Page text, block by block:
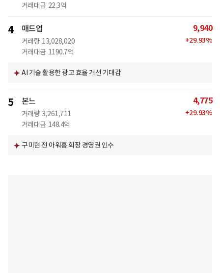
거래대금 22.3억
4 매드업
거래량 13,028,020
거래대금 1190.7억
9,940
+29.93%
AI 기술 활용한 광고 효율 개선 기대감
5 본느
거래량 3,261,711
거래대금 148.4억
4,775
+29.93%
구미현 전 아워홈 회장 경영권 인수